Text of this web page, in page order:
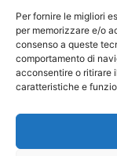
Per fornire le migliori
per memorizzare e/o
consenso a queste
comportamento di
acconsentire o ritirare
caratteristiche e